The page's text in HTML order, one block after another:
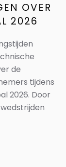
OVER
2026
de
tijdens
2026. Door